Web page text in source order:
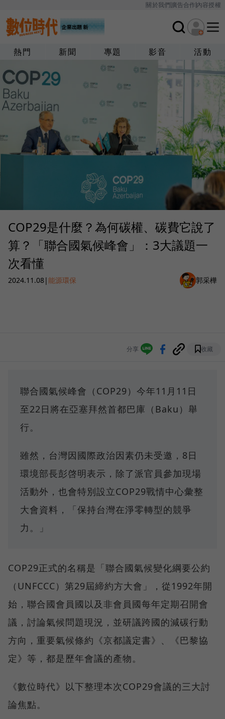
關於我們廣告合作內容授權
熱門 新聞 專題 影音 活動
COP29是什麼？為何碳權、碳費它說了
算？「聯合國氣候峰會」：3大議題一
次看懂
2024.11.08|能源環保 郭采樺
分享 收藏
聯合國氣候峰會（COP29）今年11月11日
至22日將在亞塞拜然首都巴庫（Baku）舉
行。
雖然，台灣因國際政治因素仍未受邀，8日
環境部長彭啓明表示，除了派官員參加現場
活動外，也會特別設立COP29戰情中心彙整
大會資料，「保持台灣在淨零轉型的競爭
力。」
COP29正式的名稱是「聯合國氣候變化綱要公約
（UNFCCC）第29屆締約方大會」，從1992年開
始，聯合國會員國以及非會員國每年定期召開會
議，討論氣候問題現況，並研議跨國的減碳行動
方向，重要氣候條約《京都議定書》、《巴黎協
定》等，都是歷年會議的產物。
《數位時代》以下整理本次COP29會議的三大討
論焦點。